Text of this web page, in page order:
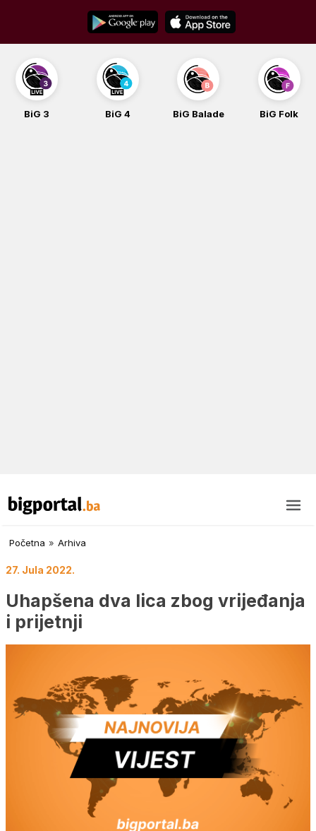
content
BiG 3 BiG 4 BiG Balade BiG Folk
Početna » Arhiva
27. Jula 2022.
Uhapšena dva lica zbog vrijeđanja
i prijetnji